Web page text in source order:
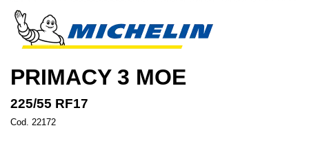
PRIMACY 3 MOE
225/55 RF17
Cod. 22172